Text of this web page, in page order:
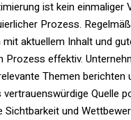
ist kein einmaliger
Prozess.
aktuellem Inhalt und
effektiv.
Themen berichten
Quelle
Sichtbarkeit und